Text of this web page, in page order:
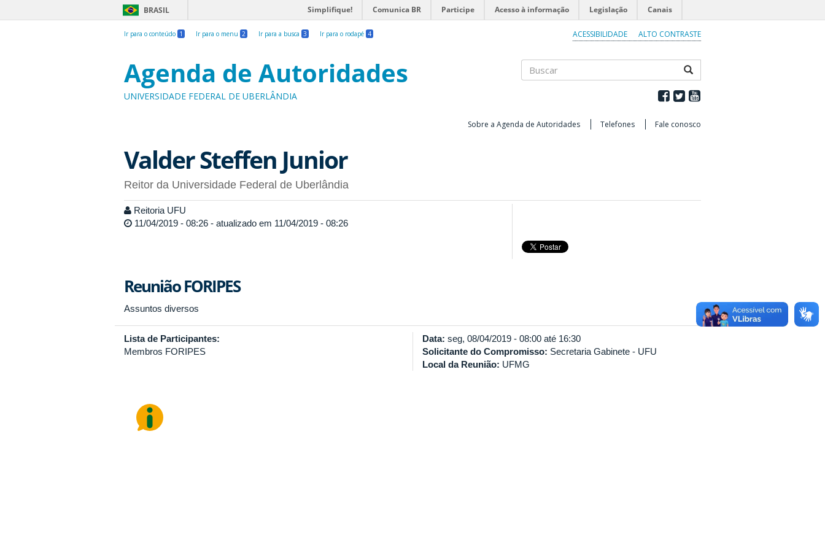
BRASIL Simplifique! Comunica BR Participe Acesso à informação Legislação Canais
Ir para o conteúdo 1 Ir para o menu 2 Ir para a busca 3 Ir para o rodapé 4 ACESSIBILIDADE ALTO CONTRASTE
Agenda de Autoridades
UNIVERSIDADE FEDERAL DE UBERLÂNDIA
Sobre a Agenda de Autoridades Telefones Fale conosco
Valder Steffen Junior
Reitor da Universidade Federal de Uberlândia
Reitoria UFU
11/04/2019 - 08:26 - atualizado em 11/04/2019 - 08:26
Reunião FORIPES
Assuntos diversos
Lista de Participantes:
Membros FORIPES
Data: seg, 08/04/2019 - 08:00 até 16:30
Solicitante do Compromisso: Secretaria Gabinete - UFU
Local da Reunião: UFMG